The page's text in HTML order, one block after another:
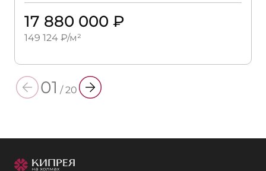
17 880 000 ₽
149 124 ₽/м²
01 /20